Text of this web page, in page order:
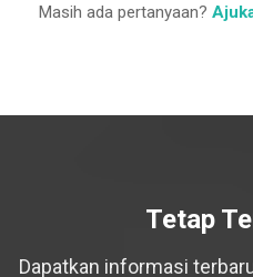
Masih ada pertanyaan?
Tetap
Dapatkan informasi